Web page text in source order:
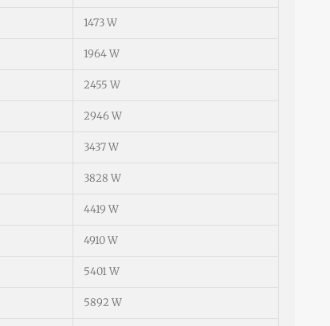
1473 W
1964 W
2455 W
2946 W
3437 W
3828 W
4419 W
4910 W
5401 W
5892 W